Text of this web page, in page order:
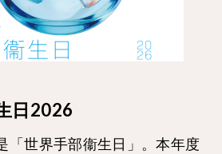
日2026
「世界手部衞生日」。本年度